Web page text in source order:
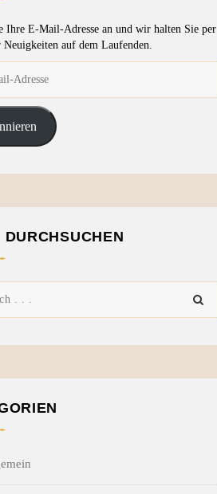
Ihre E-Mail-Adresse an und wir halten Sie per
auf dem Laufenden.
DURCHSUCHEN